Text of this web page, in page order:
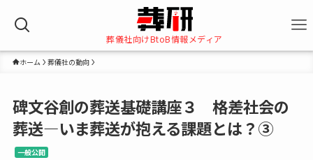
葬儀社向けBtoB情報メディア
ホーム 葬儀社の動向
碑文谷創の葬送基礎講座３ 格差社会の
葬送―いま葬送が抱える課題とは？③
一般公開